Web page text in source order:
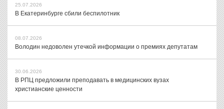
25.07.2026
В Екатеринбурге сбили беспилотник
08.07.2026
Володин недоволен утечкой информации о премиях депутатам
30.06.2026
В РПЦ предложили преподавать в медицинских вузах
христианские ценности